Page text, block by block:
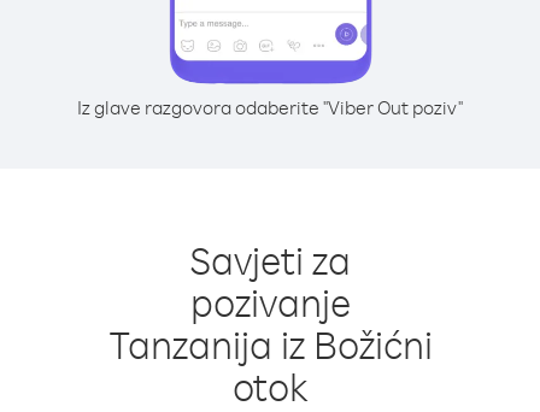
Iz glave razgovora odaberite "Viber Out poziv"
Savjeti za
pozivanje
Tanzanija iz Božićni
otok